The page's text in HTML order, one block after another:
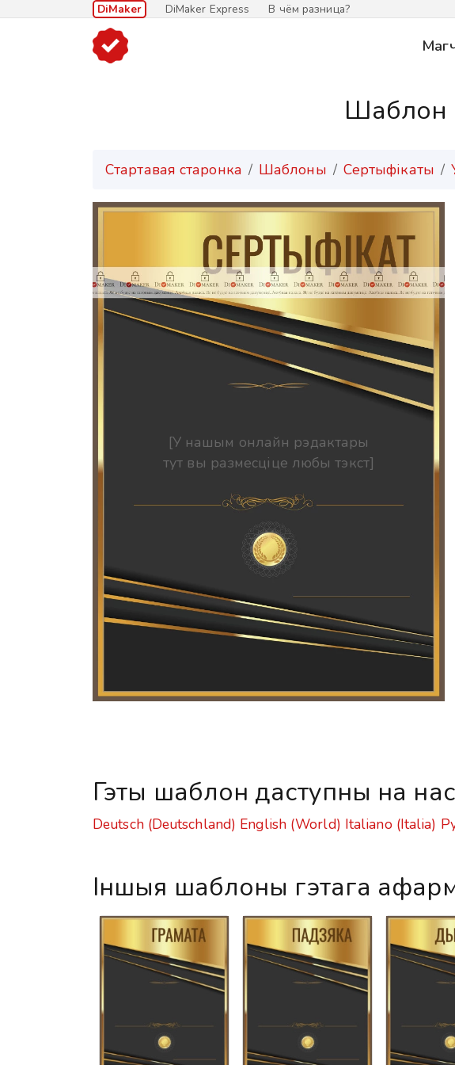
DiMaker DiMaker Express В чём разница?
Шаблон
Стартавая старонка Шаблоны Сертыфікаты
[У нашым онлайн рэдактары
тут вы размесціце любы тэкст]
Гэты шаблон даступны на
Deutsch (Deutschland) English (World) Italiano (Italia)
Іншыя шаблоны гэтага